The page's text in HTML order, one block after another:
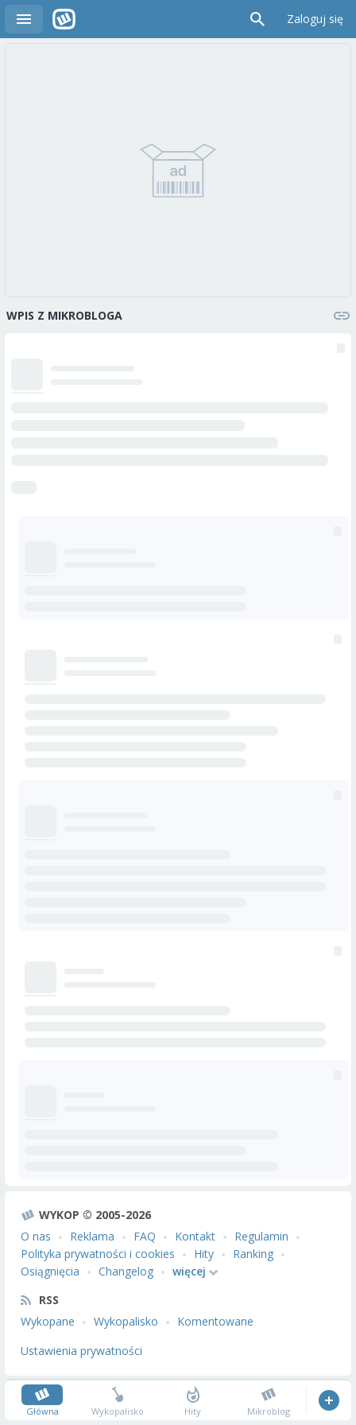
Zaloguj się
WPIS Z MIKROBLOGA
WYKOP © 2005-2026
O nas
Reklama FAQ Kontakt
Regulamin
Polityka prywatności i cookies
Hity
Ranking
Osiągnięcia
Changelog
więcej
RSS
Wykopane
Wykopalisko
Komentowane
Ustawienia prywatności
Główna Wykopalisko Hity Mikroblog